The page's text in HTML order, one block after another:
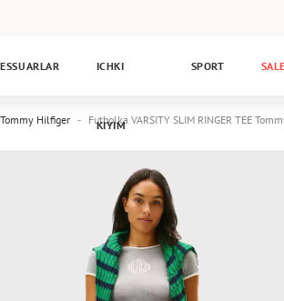
ICHKI
KIYIM
SPORT SALE
Tommy Hilfiger Futbolka VARSITY SLIM RINGER TEE